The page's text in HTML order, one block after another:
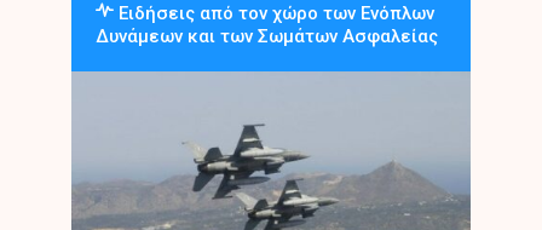
Ειδήσεις από τον χώρο των Ενόπλων
Δυνάμεων και των Σωμάτων Ασφαλείας